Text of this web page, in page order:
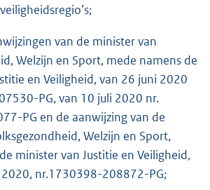
van de minister van
Welzijn en Sport, mede namens de
en Veiligheid, van 26 juni 2020
PG, van 10 juli 2020 nr.
PG en de aanwijzing van de
Welzijn en Sport,
minister van Justitie en Veiligheid,
2020, nr.1730398-208872-PG;